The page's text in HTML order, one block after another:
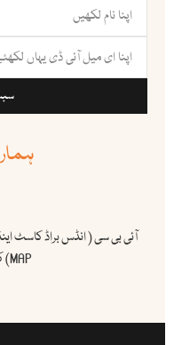
MAP) کا باقاعدہ رکن ہے ۔